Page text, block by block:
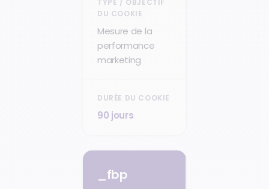
Mesure de la
performance
marketing
90 jours
_fbp